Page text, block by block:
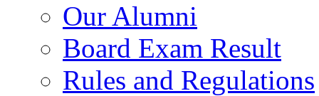
Our Alumni
Board Exam Result
Rules and Regulations